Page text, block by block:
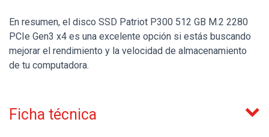
En resumen, el disco SSD Patriot P300 512 GB M.2 2280
PCIe Gen3 x4 es una excelente opción si estás buscando
mejorar el rendimiento y la velocidad de almacenamiento
de tu computadora.
Ficha técnica